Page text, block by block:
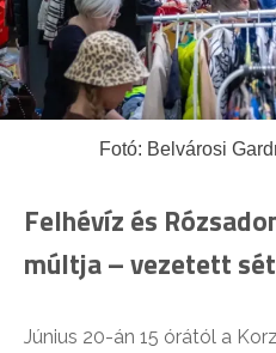
Fotó: Belvárosi
Felhévíz és
múltja – vezetett
Június 20-án 15 órától a